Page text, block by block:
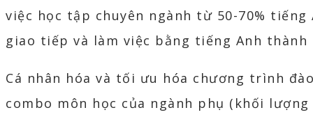
việc học tập chuyên ngành từ 50-70%
giao tiếp và làm việc bằng tiếng Anh thành
Cá nhân hóa và tối ưu hóa chương trình
combo môn học của ngành phụ (khối